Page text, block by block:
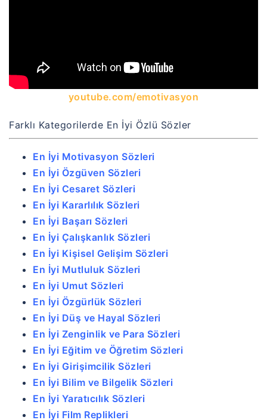
youtube.com/emotivasyon
Farklı Kategorilerde En İyi Özlü Sözler
En İyi Motivasyon Sözleri
En İyi Özgüven Sözleri
En İyi Cesaret Sözleri
En İyi Kararlılık Sözleri
En İyi Başarı Sözleri
En İyi Çalışkanlık Sözleri
En İyi Kişisel Gelişim Sözleri
En İyi Mutluluk Sözleri
En İyi Umut Sözleri
En İyi Özgürlük Sözleri
En İyi Düş ve Hayal Sözleri
En İyi Zenginlik ve Para Sözleri
En İyi Eğitim ve Öğretim Sözleri
En İyi Girişimcilik Sözleri
En İyi Bilim ve Bilgelik Sözleri
En İyi Yaratıcılık Sözleri
En İyi Film Replikleri